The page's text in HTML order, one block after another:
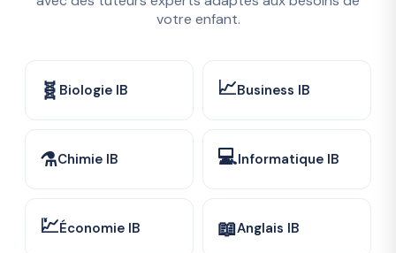
votre enfant.
🧬 Biologie IB 📈Business IB
⚗️Chimie IB 💻Informatique IB
💹Économie IB 📖Anglais IB